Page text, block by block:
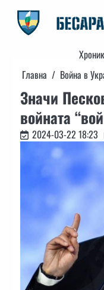
content
Главна
Война в
Значи
войната
2024-03-22 18:23